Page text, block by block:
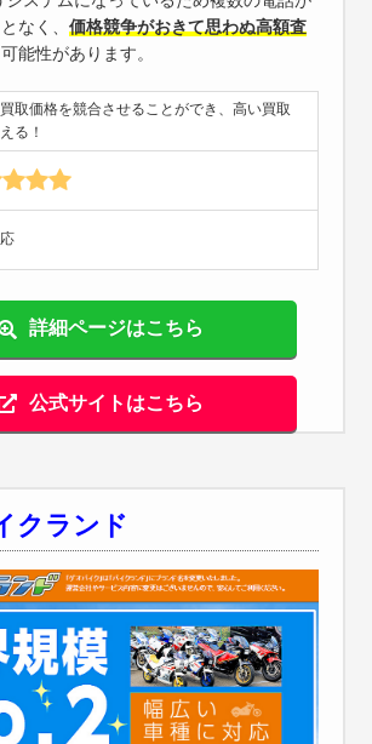
なく、 価格競争がおきて思わぬ高額査
能性があります。
取価格を競合させることができ、高い買取
る！
詳細ページはこちら
公式サイトはこちら
クランド